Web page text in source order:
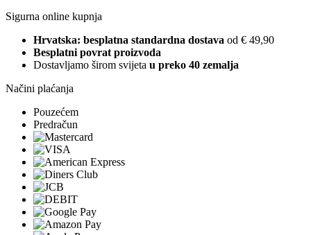
Sigurna online kupnja
Hrvatska: besplatna standardna dostava od € 49,90
Besplatni povrat proizvoda
Dostavljamo širom svijeta u preko 40 zemalja
Načini plaćanja
Pouzećem
Predračun